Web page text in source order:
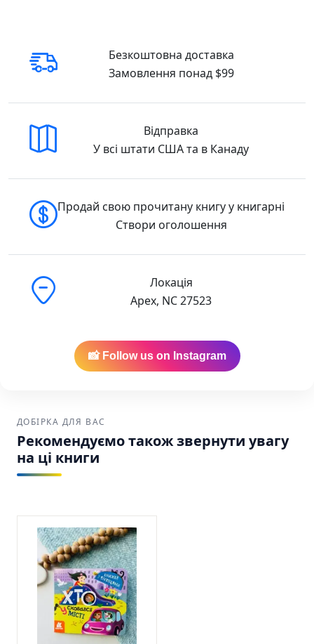
Безкоштовна доставка
Замовлення понад $99
Відправка
У всі штати США та в Канаду
Продай свою прочитану книгу у книгарні
Створи оголошення
Локація
Apex, NC 27523
📸 Follow us on Instagram
ДОБІРКА ДЛЯ ВАС
Рекомендуємо також звернути увагу
на ці книги